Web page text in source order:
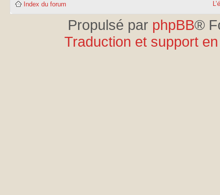
Index du forum
Propulsé par phpBB®
Traduction et support